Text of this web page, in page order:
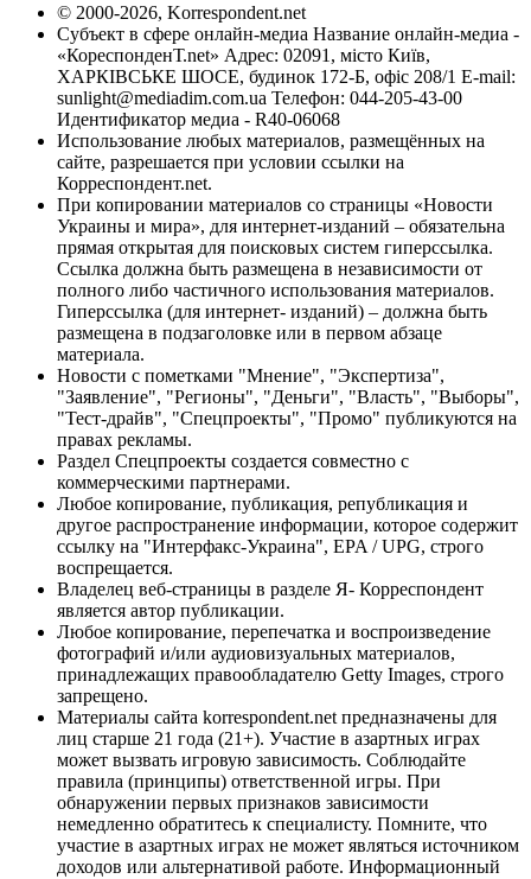
© 2000-2026, Korrespondent.net
Субъект в сфере онлайн-медиа Название онлайн-медиа -
«КореспонденТ.net» Адрес: 02091, місто Київ,
ХАРКІВСЬКЕ ШОСЕ, будинок 172-Б, офіс 208/1 E-mail:
sunlight@mediadim.com.ua Телефон: 044-205-43-00
Идентификатор медиа - R40-06068
Использование любых материалов, размещённых на
сайте, разрешается при условии ссылки на
Корреспондент.net.
При копировании материалов со страницы «Новости
Украины и мира», для интернет-изданий – обязательна
прямая открытая для поисковых систем гиперссылка.
Ссылка должна быть размещена в независимости от
полного либо частичного использования материалов.
Гиперссылка (для интернет- изданий) – должна быть
размещена в подзаголовке или в первом абзаце
материала.
Новости с пометками "Мнение", "Экспертиза",
"Заявление", "Регионы", "Деньги", "Власть", "Выборы",
"Тест-драйв", "Спецпроекты", "Промо" публикуются на
правах рекламы.
Раздел Спецпроекты создается совместно с
коммерческими партнерами.
Любое копирование, публикация, републикация и
другое распространение информации, которое содержит
ссылку на "Интерфакс-Украина", EPA / UPG, строго
воспрещается.
Владелец веб-страницы в разделе Я- Корреспондент
является автор публикации.
Любое копирование, перепечатка и воспроизведение
фотографий и/или аудиовизуальных материалов,
принадлежащих правообладателю Getty Images, строго
запрещено.
Материалы сайта korrespondent.net предназначены для
лиц старше 21 года (21+). Участие в азартных играх
может вызвать игровую зависимость. Соблюдайте
правила (принципы) ответственной игры. При
обнаружении первых признаков зависимости
немедленно обратитесь к специалисту. Помните, что
участие в азартных играх не может являться источником
доходов или альтернативой работе. Информационный